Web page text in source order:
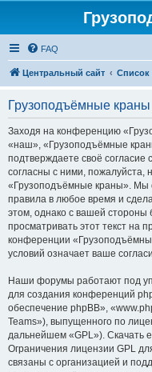
FAQ
Центральный сайт
Грузоподъёмные
Заходя на конференцию
«наш», «Грузоподъёмные
подтверждаете своё
согласны с ними, пожалуйста,
«Грузоподъёмные краны». Мы
правила в любое время и
этом, однако с вашей
просматривать этот текст на
конференции
условий означает ваше
Наши форумы работают под
для создания конференций
обеспечение phpBB»,
Teams»), выпущенного по
дальнейшем «GPL»). Скачать
Ограничения лицензии GPL
связаны с организацией и